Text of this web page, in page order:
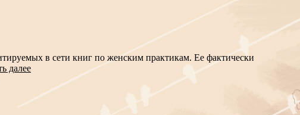
в сети книг по женским практикам. Ее фактически
далее